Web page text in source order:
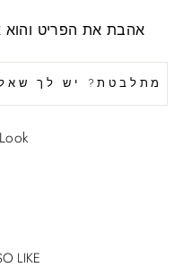
אהבת את הפריט והוא
מתלבטת? יש לך
LIKE